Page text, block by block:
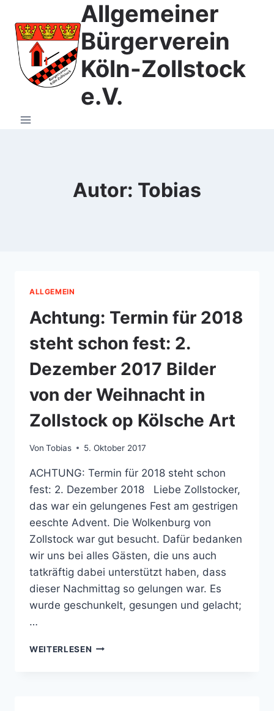
Inhalt
springen
Allgemeiner
Bürgerverein
Köln-Zollstock
e.V.
Autor: Tobias
ALLGEMEIN
Achtung: Termin für 2018
steht schon fest: 2.
Dezember 2017 Bilder
von der Weihnacht in
Zollstock op Kölsche Art
Von Tobias 5. Oktober 2017
ACHTUNG: Termin für 2018 steht schon
fest: 2. Dezember 2018 Liebe Zollstocker,
das war ein gelungenes Fest am gestrigen
eeschte Advent. Die Wolkenburg von
Zollstock war gut besucht. Dafür bedanken
wir uns bei alles Gästen, die uns auch
tatkräftig dabei unterstützt haben, dass
dieser Nachmittag so gelungen war. Es
wurde geschunkelt, gesungen und gelacht;
…
WEITERLESEN ACHTUNG: